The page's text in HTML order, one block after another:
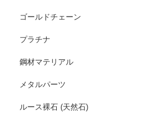
ゴールドチェーン
プラチナ
鋼材マテリアル
メタルパーツ
ルース裸石 (天然石)